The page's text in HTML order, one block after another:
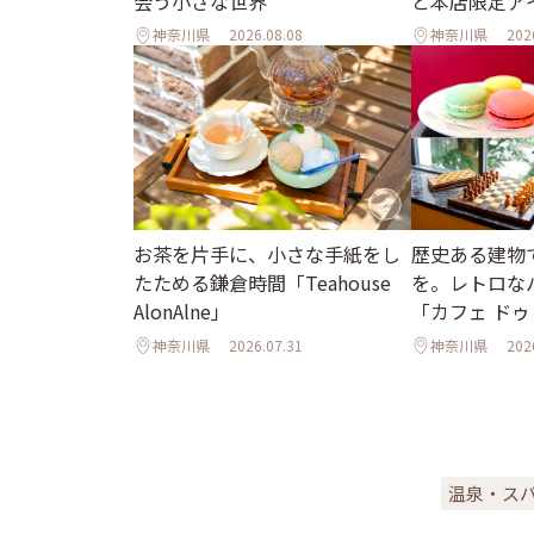
神奈川県 2026.08.08 神奈川県
お茶を片手に、小さな手紙をし
たためる鎌倉時間「Teahouse
AlonAlne」
神奈川県 2026.07.31
歴史ある建物
を。レトロな
「カフェ ド
神奈川県
温泉・ス